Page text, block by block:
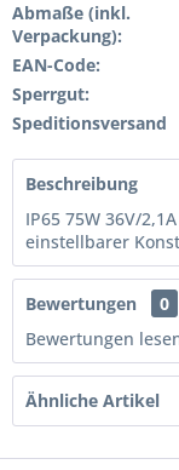
Abmaße (inkl.
Verpackung):
EAN-Code:
Sperrgut:
Speditionsversand
Beschreibung
IP65 75W 36V/
einstellbarer
Bewertungen
0
Bewertungen
Ähnliche Artikel